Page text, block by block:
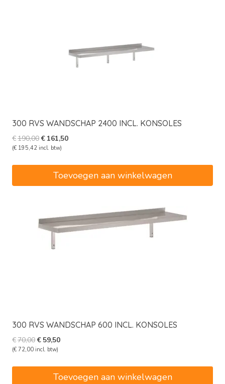
300 RVS WANDSCHAP 2400 INCL. KONSOLES
€190,00Oorspronkelijke
prijs
€190,00.
€ 161,50Huidige
(€ 195,42 incl. btw)
Toevoegen aan winkelwagen
300 RVS WANDSCHAP 600 INCL. KONSOLES
€70,00Oorspronkelijke
prijs
€70,00.
€ 59,50Huidige
(€ 72,00 incl. btw)
Toevoegen aan winkelwagen